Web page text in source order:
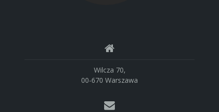
Wilcza 70,
00-670 Warszawa